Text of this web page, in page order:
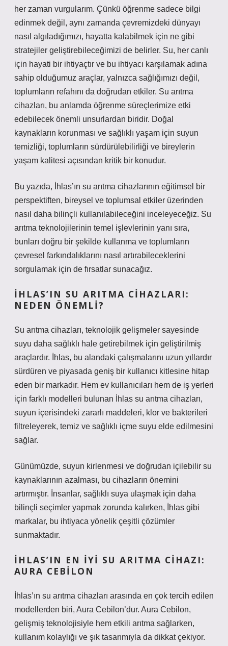
her zaman vurgularım. Çünkü öğrenme sadece bilgi
edinmek değil, aynı zamanda çevremizdeki dünyayı
nasıl algıladığımızı, hayatta kalabilmek için ne gibi
stratejiler geliştirebileceğimizi de belirler. Su, her canlı
için hayati bir ihtiyaçtır ve bu ihtiyacı karşılamak adına
sahip olduğumuz araçlar, yalnızca sağlığımızı değil,
toplumların refahını da doğrudan etkiler. Su arıtma
cihazları, bu anlamda öğrenme süreçlerimize etki
edebilecek önemli unsurlardan biridir. Doğal
kaynakların korunması ve sağlıklı yaşam için suyun
temizliği, toplumların sürdürülebilirliği ve bireylerin
yaşam kalitesi açısından kritik bir konudur.
Bu yazıda, İhlas’ın su arıtma cihazlarının eğitimsel bir
perspektiften, bireysel ve toplumsal etkiler üzerinden
nasıl daha bilinçli kullanılabileceğini inceleyeceğiz. Su
arıtma teknolojilerinin temel işlevlerinin yanı sıra,
bunları doğru bir şekilde kullanma ve toplumların
çevresel farkındalıklarını nasıl artırabileceklerini
sorgulamak için de fırsatlar sunacağız.
İHLAS’IN SU ARITMA CIHAZLARI:
NEDEN ÖNEMLI?
Su arıtma cihazları, teknolojik gelişmeler sayesinde
suyu daha sağlıklı hale getirebilmek için geliştirilmiş
araçlardır. İhlas, bu alandaki çalışmalarını uzun yıllardır
sürdüren ve piyasada geniş bir kullanıcı kitlesine hitap
eden bir markadır. Hem ev kullanıcıları hem de iş yerleri
için farklı modelleri bulunan İhlas su arıtma cihazları,
suyun içerisindeki zararlı maddeleri, klor ve bakterileri
filtreleyerek, temiz ve sağlıklı içme suyu elde edilmesini
sağlar.
Günümüzde, suyun kirlenmesi ve doğrudan içilebilir su
kaynaklarının azalması, bu cihazların önemini
artırmıştır. İnsanlar, sağlıklı suya ulaşmak için daha
bilinçli seçimler yapmak zorunda kalırken, İhlas gibi
markalar, bu ihtiyaca yönelik çeşitli çözümler
sunmaktadır.
İHLAS’IN EN İYI SU ARITMA CIHAZI:
AURA CEBILON
İhlas’ın su arıtma cihazları arasında en çok tercih edilen
modellerden biri, Aura Cebilon’dur. Aura Cebilon,
gelişmiş teknolojisiyle hem etkili arıtma sağlarken,
kullanım kolaylığı ve şık tasarımıyla da dikkat çekiyor.